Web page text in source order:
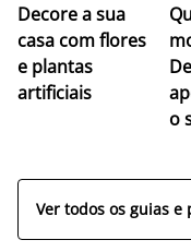
Decore a sua
casa com flores
e plantas
artificiais
o
Ver todos os guias